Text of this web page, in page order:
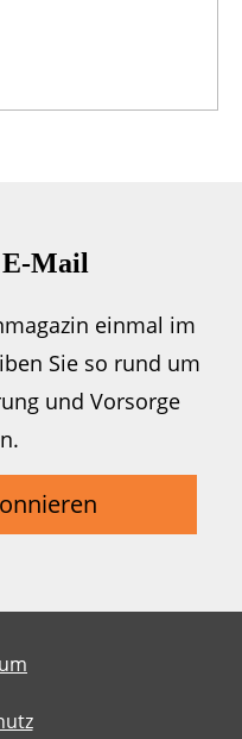
Mail
einmal im
Sie so rund um
und Vorsorge